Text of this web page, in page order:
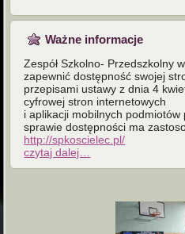
Ważne informacje
Zespół Szkolno- Przedszkolny
zapewnić dostępność swojej
przepisami ustawy z dnia 4
cyfrowej stron internetowych
i aplikacji mobilnych
sprawie dostępności ma
http://spkoscielec.pl/
czytaj dalej…